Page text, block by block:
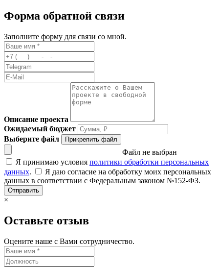
Форма обратной связи
Заполните форму для связи со мной.
Описание проекта
Ожидаемый бюджет
Выберите файл
Прикрепить файл
Файл не выбран
Я принимаю условия политики обработки персональных
данных.
Я даю согласие на обработку моих персональных
данных в соответствии с Федеральным законом №152-ФЗ.
Отправить
×
Оставьте отзыв
Оцените наше с Вами сотрудничество.